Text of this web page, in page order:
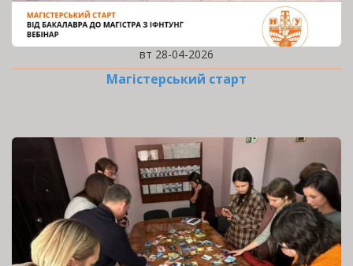
вт 28-04-2026
Магістерський старт